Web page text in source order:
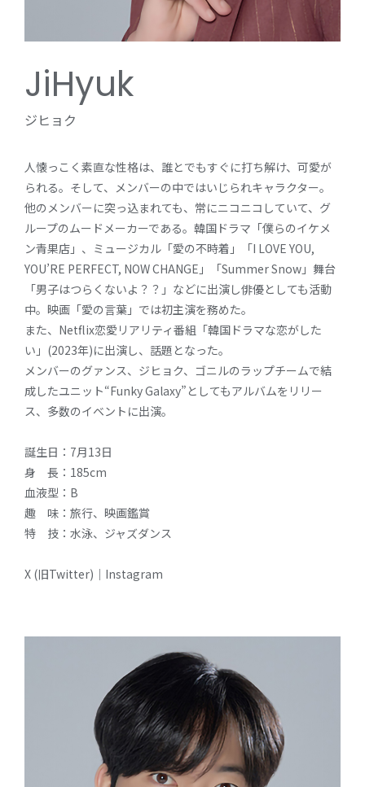
JiHyuk
ジヒョク
人懐っこく素直な性格は、誰とでもすぐに打ち解け、可愛が
られる。そして、メンバーの中ではいじられキャラクター。
他のメンバーに突っ込まれても、常にニコニコしていて、グ
ループのムードメーカーである。韓国ドラマ「僕らのイケメ
ン青果店」、ミュージカル「愛の不時着」「I LOVE YOU,
YOU’RE PERFECT, NOW CHANGE」「Summer Snow」舞台
「男子はつらくないよ？？」などに出演し俳優としても活動
中。映画「愛の言葉」では初主演を務めた。
また、Netflix恋愛リアリティ番組「韓国ドラマな恋がした
い」(2023年)に出演し、話題となった。
メンバーのグァンス、ジヒョク、ゴニルのラップチームで結
成したユニット“Funky Galaxy”としてもアルバムをリリー
ス、多数のイベントに出演。
誕生日：7月13日
身 長：185cm
血液型：B
趣 味：旅行、映画鑑賞
特 技：水泳、ジャズダンス
X (旧Twitter) ｜ Instagram